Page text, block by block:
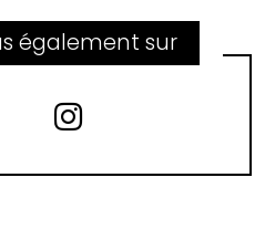
également sur